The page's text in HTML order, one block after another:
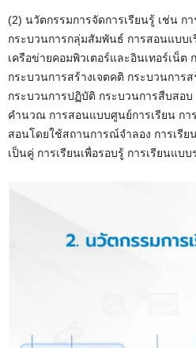
(2) นวัตกรรมการจัดการเรียนรู้ เช่น ก
กระบวนการกลุ่มสัมพันธ์ การสอนแบบ
เครือข่ายคอมพิวเตอร์และอินเทอร์เน็
กระบวนการสร้างเจตคติ กระบวนการ
กระบวนการปฏิบัติ กระบวนการสืบสอ
คำนวณ การสอนแบบศูนย์การเรียน ก
สอนโดยใช้สถานการณ์จำลอง การเรี
เป็นคู่ การเรียนเพื่อรอบรู้ การเรียนแบ